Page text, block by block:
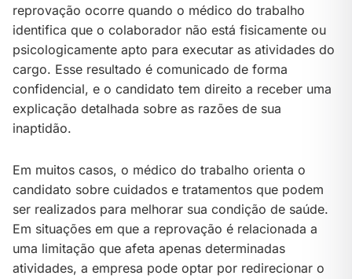
reprovação ocorre quando o médico do trabalho
identifica que o colaborador não está fisicamente ou
psicologicamente apto para executar as atividades do
cargo. Esse resultado é comunicado de forma
confidencial, e o candidato tem direito a receber uma
explicação detalhada sobre as razões de sua
inaptidão.
Em muitos casos, o médico do trabalho orienta o
candidato sobre cuidados e tratamentos que podem
ser realizados para melhorar sua condição de saúde.
Em situações em que a reprovação é relacionada a
uma limitação que afeta apenas determinadas
atividades, a empresa pode optar por redirecionar o